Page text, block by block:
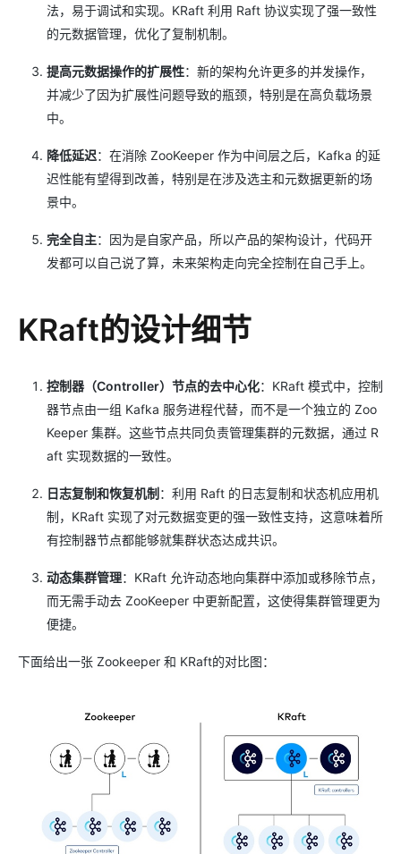
法，易于调试和实现。KRaft 利用 Raft 协议实现了强一致性
的元数据管理，优化了复制机制。
提高元数据操作的扩展性：新的架构允许更多的并发操作，
并减少了因为扩展性问题导致的瓶颈，特别是在高负载场景
中。
降低延迟：在消除 ZooKeeper 作为中间层之后，Kafka 的延
迟性能有望得到改善，特别是在涉及选主和元数据更新的场
景中。
完全自主：因为是自家产品，所以产品的架构设计，代码开
发都可以自己说了算，未来架构走向完全控制在自己手上。
KRaft的设计细节
控制器（Controller）节点的去中心化：KRaft 模式中，控制
器节点由一组 Kafka 服务进程代替，而不是一个独立的 Zoo
Keeper 集群。这些节点共同负责管理集群的元数据，通过 R
aft 实现数据的一致性。
日志复制和恢复机制 ：利用 Raft 的日志复制和状态机应用机
制，KRaft 实现了对元数据变更的强一致性支持，这意味着所
有控制器节点都能够就集群状态达成共识。
动态集群管理：KRaft 允许动态地向集群中添加或移除节点，
而无需手动去 ZooKeeper 中更新配置，这使得集群管理更为
便捷。
下面给出一张 Zookeeper 和 KRaft的对比图：